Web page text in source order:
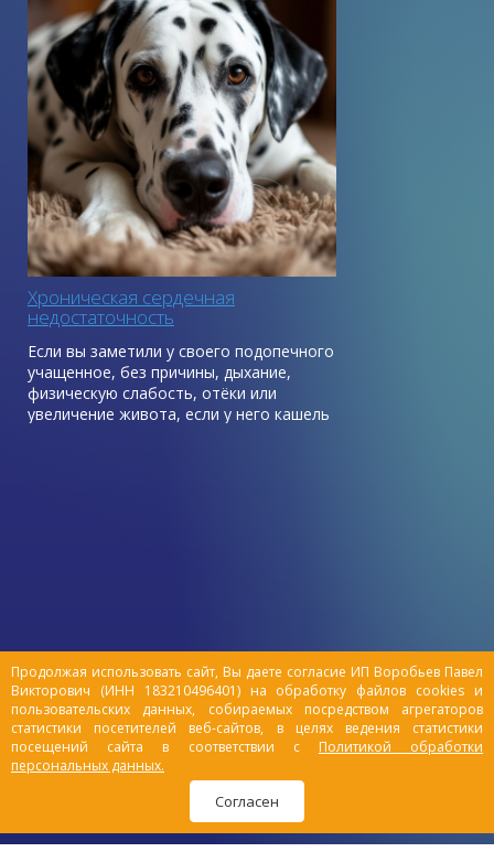
Продолжая использовать сайт, Вы даете согласие ИП Воробьев Павел
Викторович (ИНН 183210496401) на обработку файлов cookies и
пользовательских данных, собираемых посредством агрегаторов
статистики посетителей веб-сайтов, в целях ведения статистики
посещений сайта в соответствии с Политикой обработки
персональных данных.
Согласен
Хроническая сердечная
недостаточность
Если вы заметили у своего подопечного
учащенное, без причины, дыхание,
физическую слабость, отёки или
увеличение живота, если у него кашель